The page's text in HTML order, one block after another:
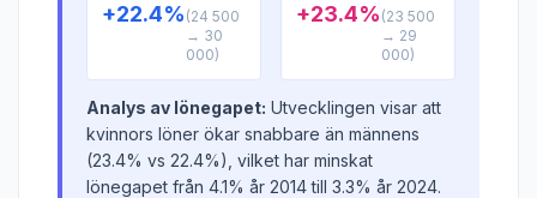
+22.4% (24 500
→ 30
000)
+23.4% (23 500
→ 29
000)
Analys av lönegapet: Utvecklingen visar att
kvinnors löner ökar snabbare än männens
(23.4% vs 22.4%), vilket har minskat
lönegapet från 4.1% år 2014 till 3.3% år 2024.